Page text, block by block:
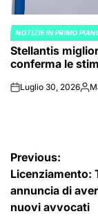
POSTED
IN
NOTIZIE IN PRIMO
Stellantis
conferma le
onLuglio 30, 2026
articoli
Previous:
Licenziamento:
annuncia di
nuovi avvocati